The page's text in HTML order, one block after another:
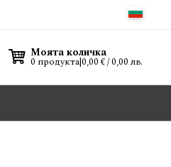
Моята количка
0 продукта|0,00 € / 0,00 лв.